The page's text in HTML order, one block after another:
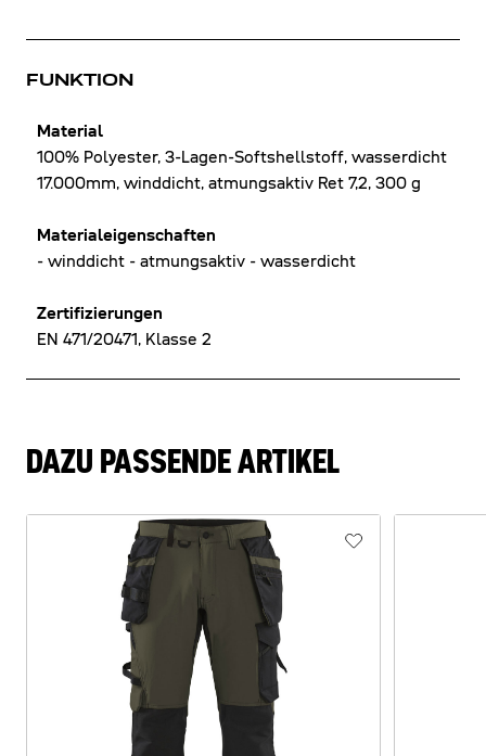
FUNKTION
Material
100% Polyester, 3-Lagen-Softshellstoff, wasserdicht
17.000mm, winddicht, atmungsaktiv Ret 7,2, 300 g
Materialeigenschaften
- winddicht - atmungsaktiv - wasserdicht
Zertifizierungen
EN 471/20471, Klasse 2
DAZU PASSENDE ARTIKEL